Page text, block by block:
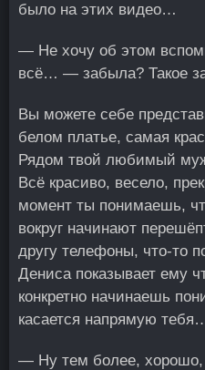
было на этих видео…
— Не хочу об этом
всё… — забыла? Такое
Вы можете себе
белом платье, самая
Рядом твой любимый
Всё красиво, весело,
момент ты понимаешь,
вокруг начинают
другу телефоны, что-то
Дениса показывает ему
конкретно начинаешь
касается напрямую
— Ну тем более, хорошо,